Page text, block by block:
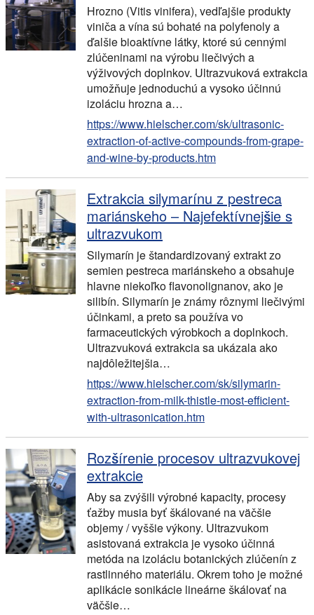
Hrozno (Vitis vinifera), vedľajšie produkty
viniča a vína sú bohaté na polyfenoly a
ďalšie bioaktívne látky, ktoré sú cennými
zlúčeninami na výrobu liečivých a
výživových doplnkov. Ultrazvuková extrakcia
umožňuje jednoduchú a vysoko účinnú
izoláciu hrozna a…
https://www.hielscher.com/sk/ultrasonic-
extraction-of-active-compounds-from-grape-
and-wine-by-products.htm
Extrakcia silymarínu z pestreca
mariánskeho – Najefektívnejšie s
ultrazvukom
Silymarín je štandardizovaný extrakt zo
semien pestreca mariánskeho a obsahuje
hlavne niekoľko flavonolignanov, ako je
silibín. Silymarín je známy rôznymi liečivými
účinkami, a preto sa používa vo
farmaceutických výrobkoch a doplnkoch.
Ultrazvuková extrakcia sa ukázala ako
najdôležitejšia…
https://www.hielscher.com/sk/silymarin-
extraction-from-milk-thistle-most-efficient-
with-ultrasonication.htm
Rozšírenie procesov ultrazvukovej
extrakcie
Aby sa zvýšili výrobné kapacity, procesy
ťažby musia byť škálované na väčšie
objemy / vyššie výkony. Ultrazvukom
asistovaná extrakcia je vysoko účinná
metóda na izoláciu botanických zlúčenín z
rastlinného materiálu. Okrem toho je možné
aplikácie sonikácie lineárne škálovať na
väčšie…